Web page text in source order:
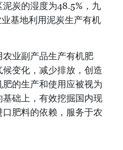
炭的湿度为48.5%，九
基地利用泥炭生产有机
业副产品生产有机肥
变化，减少排放，创造
的生产和使用应被视为
础上，有效挖掘国内现
肥料的依赖，服务于农